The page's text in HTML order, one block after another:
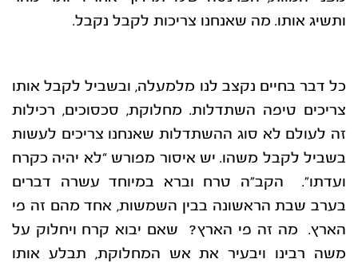
ותשיג אותו. מה שאנחנו צריכות לקבל נקבל.
כל דבר בחיים נקצב לנו מלמעלה, ובשביל לקבל אותו
צריכים טיפה השתדלות. מחלוקת, סכסוכים, רכילות
זה לעולם לא סוג ההשתדלות שאנחנו צריכים לעשות
בשביל לקבל משהו. יש איסור מפורש “לא יהיה כקרח
ועדתו”. הקב”ה טרח וברא במיוחד עשרה דברים
בערב שבת הראשונה בבין השמשות, אחד מהם זה פי
הארץ. מה זה פי הארץ? שאם יבוא קרח ויחלוק על
משה רבינו ויבעיר את אש המחלוקת, תבלע אותו